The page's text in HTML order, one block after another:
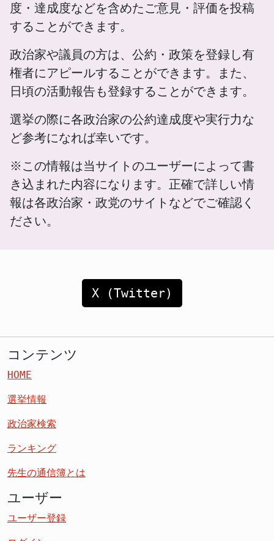
度・達成度などを含めたご意見・評価を投稿
することができます。
政治家や議員の方は、公約・政策を登録し有
権者にアピールすることができます。また、
日頃の活動報告も登録することができます。
選挙の際に各政治家の公約達成度や実行力な
ど参考になれば幸いです。
※この情報は当サイトのユーザーによって書
き込まれた内容になります。正確で詳しい情
報は各政治家・政党のサイトなどでご確認く
ださい。
X (Twitter)
コンテンツ
HOME
選挙情報
政治家検索
ランキング
先生の通信簿とは
ユーザー
ユーザー登録